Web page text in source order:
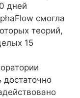
дней
смогла
теорий,
15
достаточно